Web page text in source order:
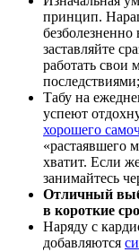
принцип.
безболезненно
заставляйте
работать
последствиями;
Табу на
успеют
хорошего
«растаявшего
хватит. Если
занимайтесь
Отличный
в короткие
Наряду с
добавляются